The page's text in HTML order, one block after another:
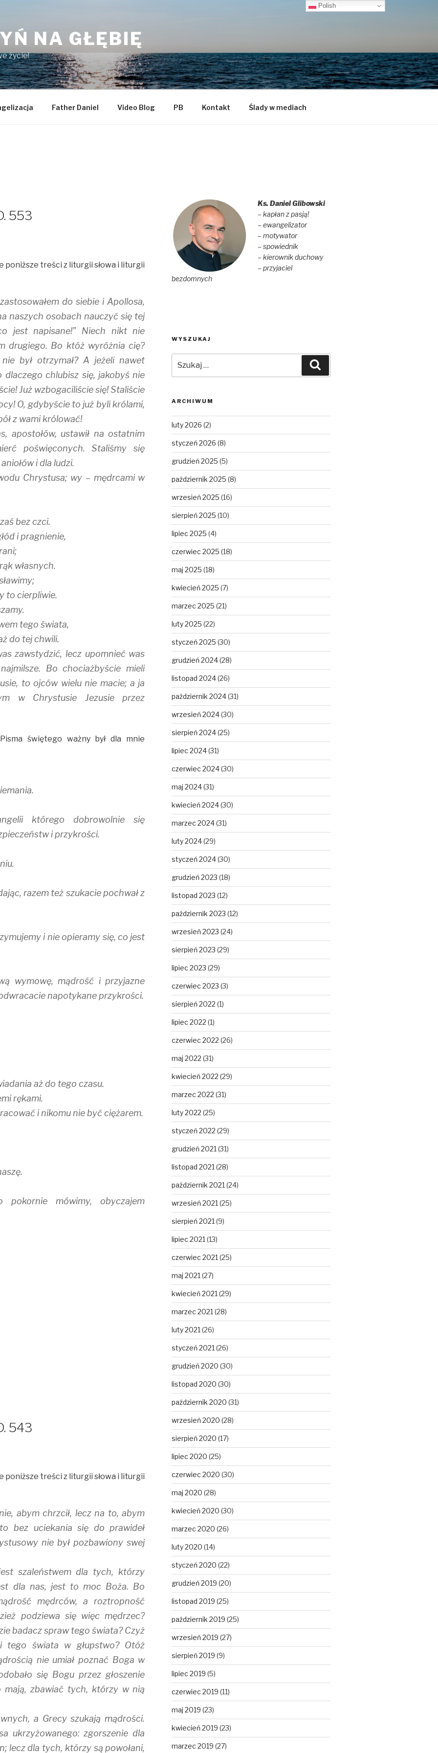
NA GŁĘBIĘ
życie!
Father Daniel Video Blog PB Kontakt Ślady w mediach
553
poniższe treści z liturgii słowa i liturgii
do siebie i Apollosa,
naszych osobach nauczyć się tej
jest napisane!” Niech nikt nie
drugiego. Bo któż wyróżnia cię?
był otrzymał? A jeżeli nawet
dlaczego chlubisz się, jakobyś nie
Już wzbogaciliście się! Staliście
O, gdybyście to już byli królami,
z wami królować!
apostołów, ustawił na ostatnim
poświęconych. Staliśmy się
i dla ludzi.
Chrystusa; wy – mędrcami w
bez czci.
i pragnienie,
własnych.
to cierpliwie.
tego świata,
do tej chwili.
zawstydzić, lecz upomnieć was
Bo chociażbyście mieli
to ojców wielu nie macie; a ja
w Chrystusie Jezusie przez
świętego ważny był dla mnie
którego dobrowolnie się
i przykrości.
razem też szukacie pochwał z
i nie opieramy się, co jest
wymowę, mądrość i przyjazne
napotykane przykrości.
aż do tego czasu.
rękami.
i nikomu nie być ciężarem.
mówimy, obyczajem
543
poniższe treści z liturgii słowa i liturgii
abym chrzcił, lecz na to, abym
bez uciekania się do prawideł
nie był pozbawiony swej
szaleństwem dla tych, którzy
dla nas, jest to moc Boża. Bo
mędrców, a roztropność
podziewa się więc mędrzec?
badacz spraw tego świata? Czyż
tego świata w głupstwo? Otóż
nie umiał poznać Boga w
się Bogu przez głoszenie
mają, zbawiać tych, którzy w nią
a Grecy szukają mądrości.
ukrzyżowanego: zgorszenie dla
lecz dla tych, którzy są powołani,
Ks. Daniel Glibowski
– kapłan z pasją!
– ewangelizator
– motywator
– spowiednik
– kierownik duchowy
– przyjaciel
bezdomnych
WYSZUKAJ
ARCHIWUM
luty 2026 (2)
styczeń 2026 (8)
grudzień 2025 (5)
październik 2025 (8)
wrzesień 2025 (16)
sierpień 2025 (10)
lipiec 2025 (4)
czerwiec 2025 (18)
maj 2025 (18)
kwiecień 2025 (7)
marzec 2025 (21)
luty 2025 (22)
styczeń 2025 (30)
grudzień 2024(28)
listopad 2024(26)
październik 2024(31)
wrzesień 2024(30)
sierpień 2024(25)
lipiec 2024(31)
czerwiec 2024(30)
maj 2024(31)
kwiecień 2024(30)
marzec 2024(31)
luty 2024(29)
styczeń 2024(30)
grudzień 2023 (18)
listopad 2023 (12)
październik 2023 (12)
wrzesień 2023 (24)
sierpień 2023 (29)
lipiec 2023 (29)
czerwiec 2023 (3)
sierpień 2022 (1)
lipiec 2022 (1)
czerwiec 2022 (26)
maj 2022 (31)
kwiecień 2022 (29)
marzec 2022 (31)
luty 2022 (25)
styczeń 2022 (29)
grudzień 2021 (31)
listopad 2021 (28)
październik 2021 (24)
wrzesień 2021 (25)
sierpień 2021 (9)
lipiec 2021 (13)
czerwiec 2021 (25)
maj 2021 (27)
kwiecień 2021 (29)
marzec 2021 (28)
luty 2021 (26)
styczeń 2021 (26)
grudzień 2020 (30)
listopad 2020 (30)
październik 2020 (31)
wrzesień 2020 (28)
sierpień 2020 (17)
lipiec 2020 (25)
czerwiec 2020 (30)
maj 2020 (28)
kwiecień 2020 (30)
marzec 2020 (26)
luty 2020 (14)
styczeń 2020 (22)
grudzień 2019 (20)
listopad 2019 (25)
październik 2019 (25)
wrzesień 2019 (27)
sierpień 2019 (9)
lipiec 2019 (5)
czerwiec 2019 (11)
maj 2019 (23)
kwiecień 2019 (23)
marzec 2019 (27)
Polish